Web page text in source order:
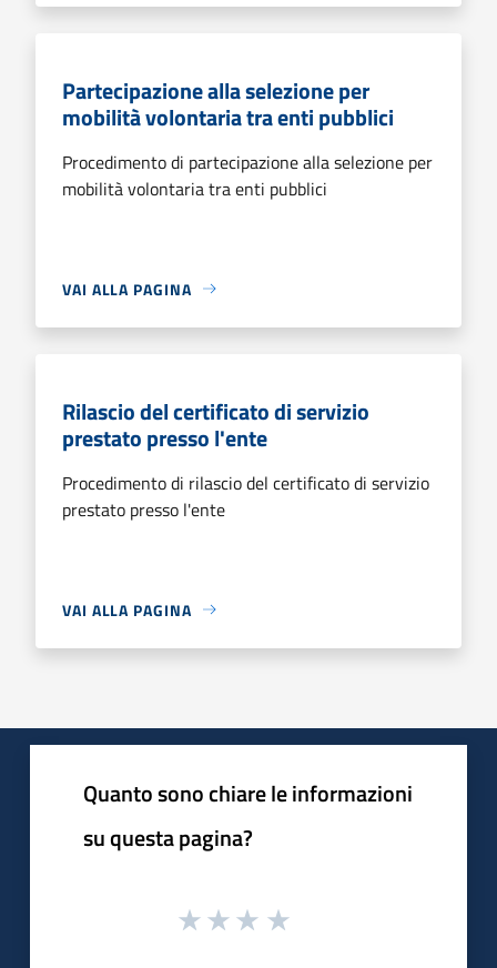
Partecipazione alla selezione per
mobilità volontaria tra enti pubblici
Procedimento di partecipazione alla selezione per
mobilità volontaria tra enti pubblici
VAI ALLA PAGINA
Rilascio del certificato di servizio
prestato presso l'ente
Procedimento di rilascio del certificato di servizio
prestato presso l'ente
VAI ALLA PAGINA
Quanto sono chiare le informazioni
su questa pagina?